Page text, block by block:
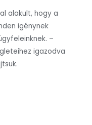
alakult, hogy a
igénynek
–
igazodva